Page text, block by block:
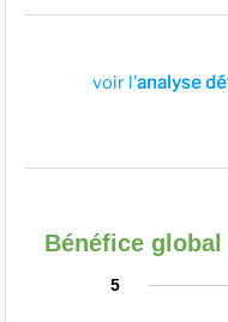
voir l’analyse